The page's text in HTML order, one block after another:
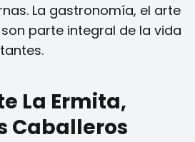
La gastronomía, el arte
parte integral de la vida
La Ermita,
Caballeros